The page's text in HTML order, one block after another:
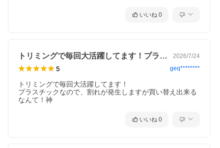
いいね 0
トリミングで毎回大活躍してます！プラス… 2026/7/24
5 geq********
トリミングで毎回大活躍してます！
プラスチックなので、割れが発生しますが買い替え出来る
なんて！神
いいね 0